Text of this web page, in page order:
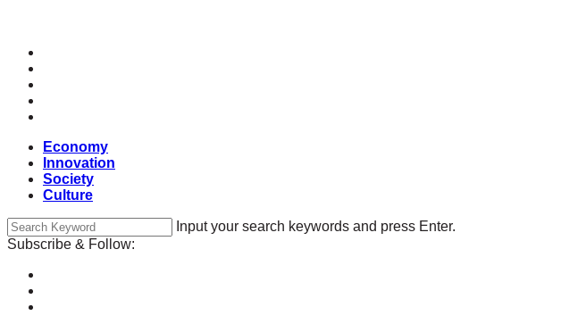
Economy
Innovation
Society
Culture
Input your search keywords and press Enter.
Subscribe & Follow: